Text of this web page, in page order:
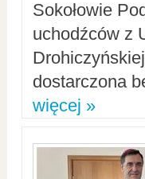
Sokołowie
uchodźców z
dostarczona
więcej »